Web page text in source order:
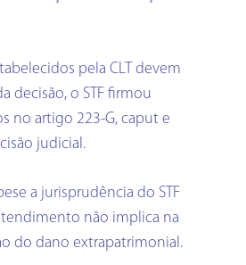
pela CLT devem
decisão, o STF firmou
no artigo 223-G, caput e
judicial.
a jurisprudência do STF
não implica na
do dano extrapatrimonial.